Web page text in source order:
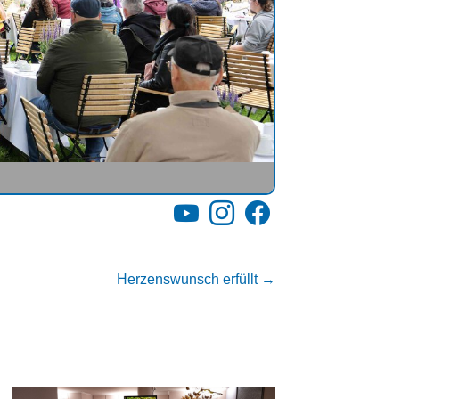
YouTubeInstagramFacebook
Herzenswunsch erfüllt →